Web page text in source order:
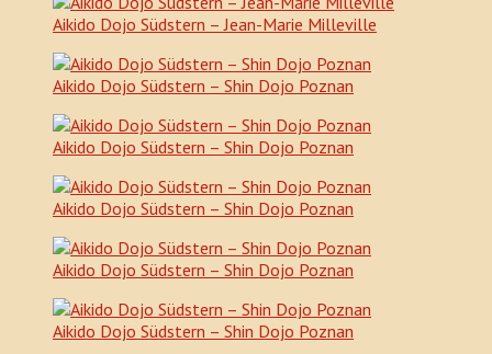
Aikido Dojo Südstern – Jean-Marie Milleville
Aikido Dojo Südstern – Shin Dojo Poznan
Aikido Dojo Südstern – Shin Dojo Poznan
Aikido Dojo Südstern – Shin Dojo Poznan
Aikido Dojo Südstern – Shin Dojo Poznan
Aikido Dojo Südstern – Shin Dojo Poznan